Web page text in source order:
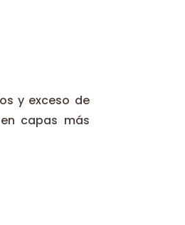
y exceso de
capas más